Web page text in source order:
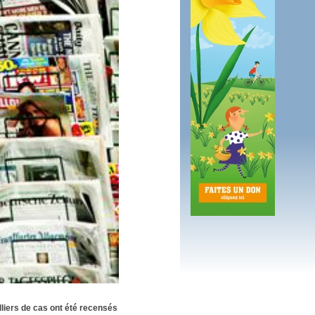
en 2016
n'a pas été inutile
de cas ont été recensés